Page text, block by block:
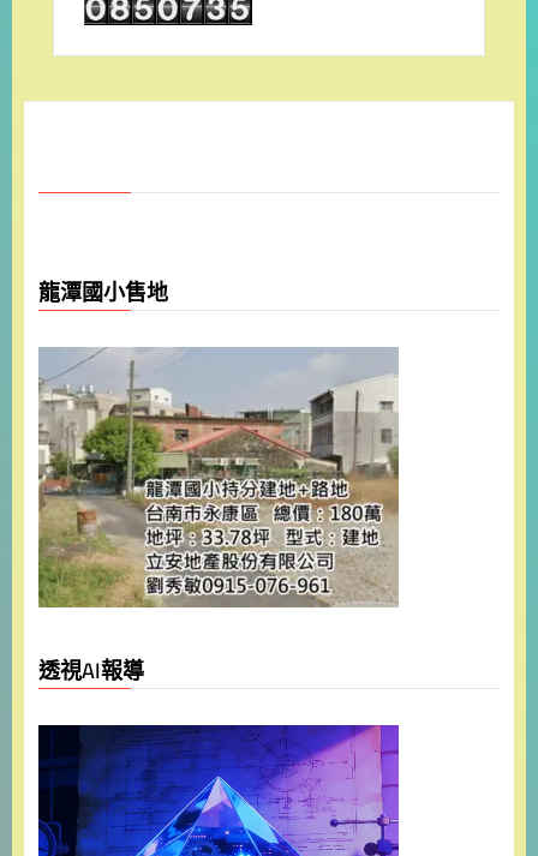
龍潭國小售地
透視AI報導